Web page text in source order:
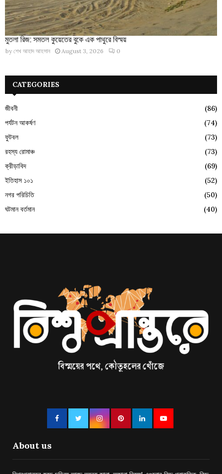
মুতলা রিজ: সমতল কুয়েতের বুকে এক পাথুরে বিস্ময়
by শেখ আহাদ আহসান August 3, 2026 0
CATEGORIES
জীবনী
(86)
পর্যটন আকর্ষণ
(74)
ফুটবল
(73)
রহস্য রোমাঞ্চ
(73)
ক্রীড়াবিদ
(69)
ইতিহাস ১০১
(52)
নগর পরিচিতি
(50)
ঘটমান বর্তমান
(40)
About us